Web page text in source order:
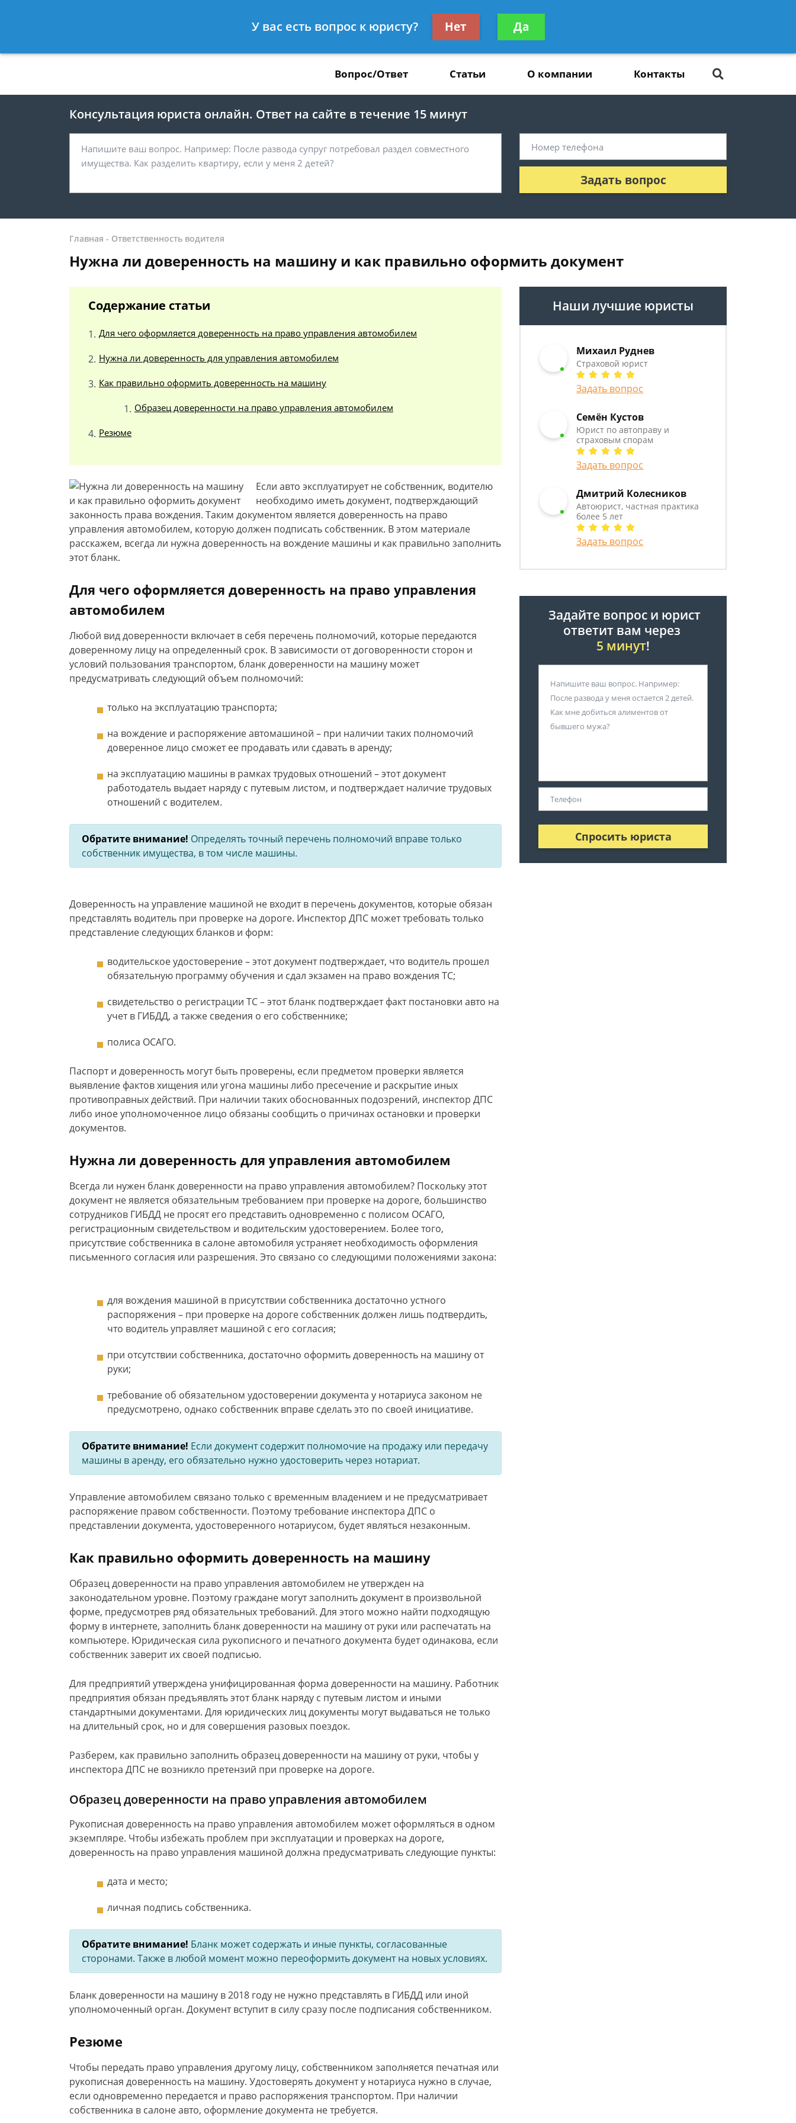
8 812 467-39-37
Получите консультацию
бесплатно
Вопрос/Ответ Статьи О компании Контакты
Консультация юриста онлайн. Ответ на сайте в течение 15 минут
Задать вопрос
Главная - Ответственность водителя
Нужна ли доверенность на машину и как правильно оформить документ
Содержание статьи
Для чего оформляется доверенность на право управления автомобилем
Нужна ли доверенность для управления автомобилем
Как правильно оформить доверенность на машину
Образец доверенности на право управления автомобилем
Резюме
Если авто эксплуатирует не собственник, водителю
необходимо иметь документ, подтверждающий
законность права вождения. Таким документом является доверенность на право
управления автомобилем, которую должен подписать собственник. В этом материале
расскажем, всегда ли нужна доверенность на вождение машины и как правильно заполнить
этот бланк.
Для чего оформляется доверенность на право управления
автомобилем
Любой вид доверенности включает в себя перечень полномочий, которые передаются
доверенному лицу на определенный срок. В зависимости от договоренности сторон и
условий пользования транспортом, бланк доверенности на машину может
предусматривать следующий объем полномочий:
только на эксплуатацию транспорта;
на вождение и распоряжение автомашиной – при наличии таких полномочий
доверенное лицо сможет ее продавать или сдавать в аренду;
на эксплуатацию машины в рамках трудовых отношений – этот документ
работодатель выдает наряду с путевым листом, и подтверждает наличие трудовых
отношений с водителем.
Обратите внимание! Определять точный перечень полномочий вправе только
собственник имущества, в том числе машины.
Доверенность на управление машиной не входит в перечень документов, которые обязан
представлять водитель при проверке на дороге. Инспектор ДПС может требовать только
представление следующих бланков и форм:
водительское удостоверение – этот документ подтверждает, что водитель прошел
обязательную программу обучения и сдал экзамен на право вождения ТС;
свидетельство о регистрации ТС – этот бланк подтверждает факт постановки авто на
учет в ГИБДД, а также сведения о его собственнике;
полиса ОСАГО.
Паспорт и доверенность могут быть проверены, если предметом проверки является
выявление фактов хищения или угона машины либо пресечение и раскрытие иных
противоправных действий. При наличии таких обоснованных подозрений, инспектор ДПС
либо иное уполномоченное лицо обязаны сообщить о причинах остановки и проверки
документов.
Нужна ли доверенность для управления автомобилем
Всегда ли нужен бланк доверенности на право управления автомобилем? Поскольку этот
документ не является обязательным требованием при проверке на дороге, большинство
сотрудников ГИБДД не просят его представить одновременно с полисом ОСАГО,
регистрационным свидетельством и водительским удостоверением. Более того,
присутствие собственника в салоне автомобиля устраняет необходимость оформления
письменного согласия или разрешения. Это связано со следующими положениями закона:
для вождения машиной в присутствии собственника достаточно устного
распоряжения – при проверке на дороге собственник должен лишь подтвердить,
что водитель управляет машиной с его согласия;
при отсутствии собственника, достаточно оформить доверенность на машину от
руки;
требование об обязательном удостоверении документа у нотариуса законом не
предусмотрено, однако собственник вправе сделать это по своей инициативе.
Обратите внимание! Если документ содержит полномочие на продажу или передачу
машины в аренду, его обязательно нужно удостоверить через нотариат.
Управление автомобилем связано только с временным владением и не предусматривает
распоряжение правом собственности. Поэтому требование инспектора ДПС о
представлении документа, удостоверенного нотариусом, будет являться незаконным.
Как правильно оформить доверенность на машину
Образец доверенности на право управления автомобилем не утвержден на
законодательном уровне. Поэтому граждане могут заполнить документ в произвольной
форме, предусмотрев ряд обязательных требований. Для этого можно найти подходящую
форму в интернете, заполнить бланк доверенности на машину от руки или распечатать на
компьютере. Юридическая сила рукописного и печатного документа будет одинакова, если
собственник заверит их своей подписью.
Для предприятий утверждена унифицированная форма доверенности на машину. Работник
предприятия обязан предъявлять этот бланк наряду с путевым листом и иными
стандартными документами. Для юридических лиц документы могут выдаваться не только
на длительный срок, но и для совершения разовых поездок.
Разберем, как правильно заполнить образец доверенности на машину от руки, чтобы у
инспектора ДПС не возникло претензий при проверке на дороге.
Образец доверенности на право управления автомобилем
Рукописная доверенность на право управления автомобилем может оформляться в одном
экземпляре. Чтобы избежать проблем при эксплуатации и проверках на дороге,
доверенность на право управления машиной должна предусматривать следующие пункты:
дата и место;
личная подпись собственника.
Обратите внимание! Бланк может содержать и иные пункты, согласованные
сторонами. Также в любой момент можно переоформить документ на новых условиях.
Бланк доверенности на машину в 2018 году не нужно представлять в ГИБДД или иной
уполномоченный орган. Документ вступит в силу сразу после подписания собственником.
Резюме
Чтобы передать право управления другому лицу, собственником заполняется печатная или
рукописная доверенность на машину. Удостоверять документ у нотариуса нужно в случае,
если одновременно передается и право распоряжения транспортом. При наличии
собственника в салоне авто, оформление документа не требуется.
Наши лучшие юристы
Михаил Руднев
Страховой юрист
Задать вопрос
Семён Кустов
Юрист по автоправу и
страховым спорам
Задать вопрос
Дмитрий Колесников
Автоюрист, частная практика
более 5 лет
Задать вопрос
Задайте вопрос и юрист
ответит вам через
5 минут!
Спросить юриста
У вас есть вопрос к юристу? Нет Да